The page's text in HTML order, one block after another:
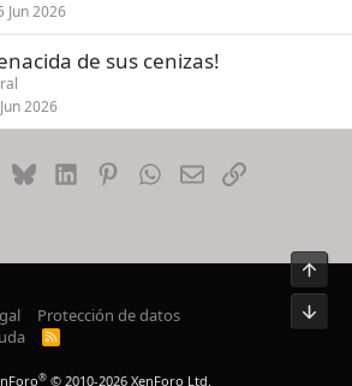
Jun 2026
de sus cenizas!
2026
BlueskyLinkedInPinterestWhatsApp
EmailEnlace
Protección de datos
R
® © 2010-2026 XenForo Ltd.